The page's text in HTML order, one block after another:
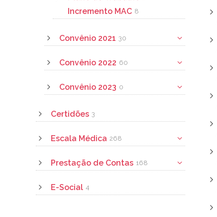
Incremento MAC 8
Convênio 2021 30
Convênio 2022 60
Convênio 2023 0
Certidões 3
Escala Médica 268
Prestação de Contas 168
E-Social 4